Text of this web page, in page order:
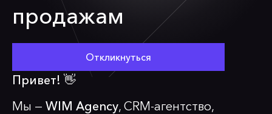
продажам
Привет! 👋
Мы — WIM Agency, CRM-агентство,
Откликнуться